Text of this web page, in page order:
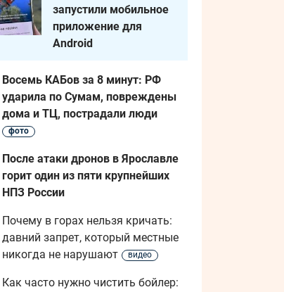
запустили мобильное
приложение для
Android
Восемь КАБов за 8 минут: РФ
ударила по Сумам, повреждены
дома и ТЦ, пострадали люди
фото
После атаки дронов в Ярославле
горит один из пяти крупнейших
НПЗ России
Почему в горах нельзя кричать:
давний запрет, который местные
никогда не нарушают
видео
Как часто нужно чистить бойлер: